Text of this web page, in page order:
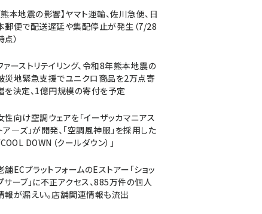
熊本地震の影響】ヤマト運輸、佐川急便、日
郵便で配送遅延や集配停止が発生（7/28
点）
ァーストリテイリング、令和8年熊本地震の
災地緊急支援でユニクロ商品を2万点寄
を決定、1億円規模の寄付を予定
性向け空調ウェアを「イーザッカマニアス
ア―ズ」が開発、「空調風神服」を採用した
COOL DOWN（クールダウン）」
舗ECプラットフォームのEストアー「ショッ
サーブ」に不正アクセス、885万件の個人
報が漏えい。店舗関連情報も流出